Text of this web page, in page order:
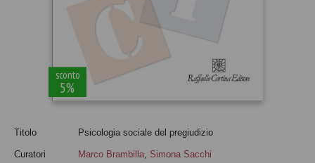
sconto
5%
Titolo Psicologia sociale del pregiudizio
Curatori Marco Brambilla, Simona Sacchi